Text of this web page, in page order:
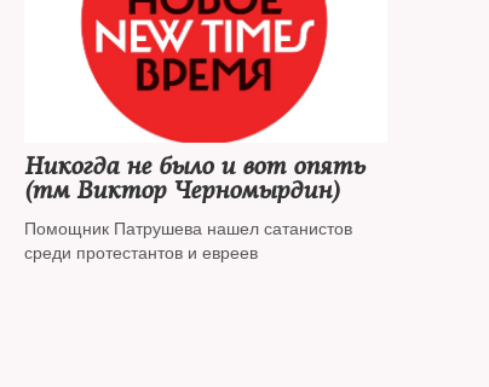
Никогда не было и вот опять
(тм Виктор Черномырдин)
Помощник Патрушева нашел сатанистов
среди протестантов и евреев